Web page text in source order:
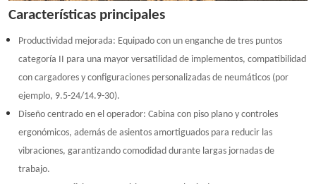
Características principales
Productividad mejorada: Equipado con un enganche de tres puntos
categoría II para una mayor versatilidad de implementos, compatibilidad
con cargadores y configuraciones personalizadas de neumáticos (por
ejemplo, 9.5-24/14.9-30).
Diseño centrado en el operador: Cabina con piso plano y controles
ergonómicos, además de asientos amortiguados para reducir las
vibraciones, garantizando comodidad durante largas jornadas de
trabajo.